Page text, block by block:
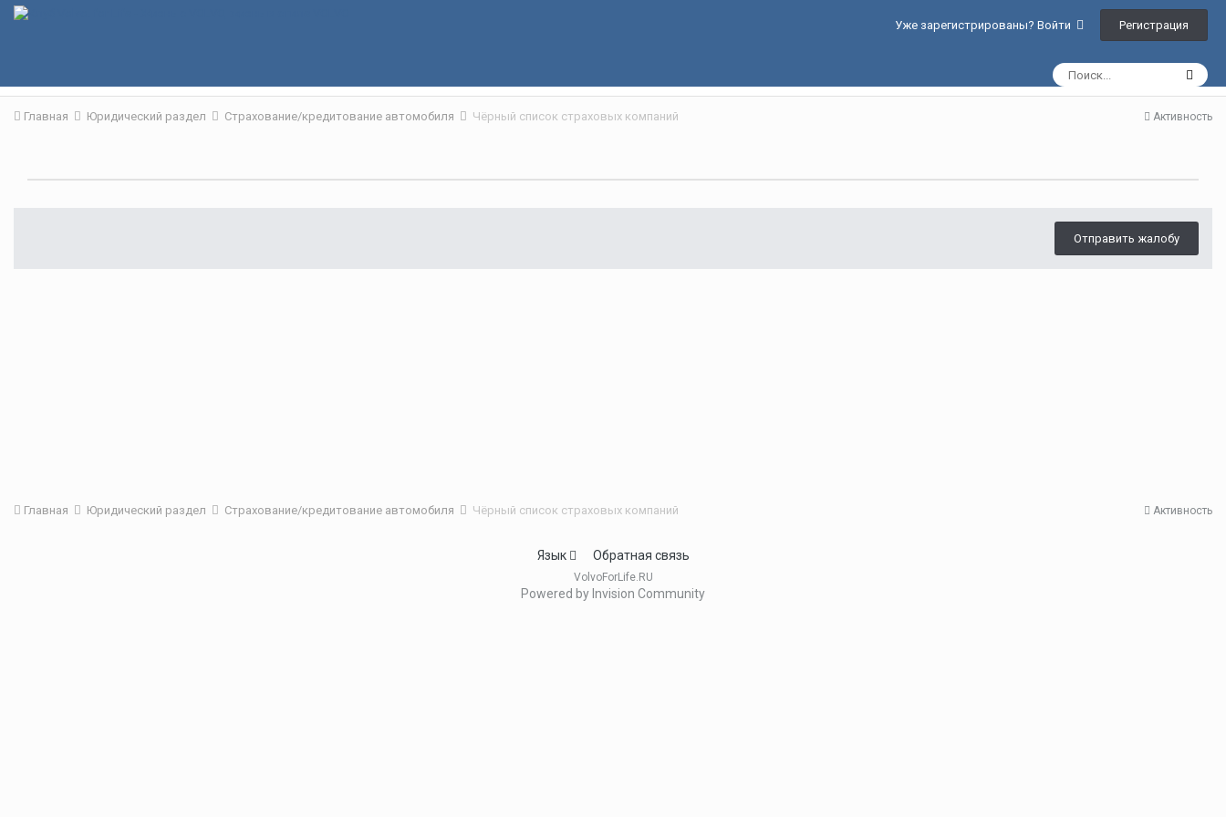
Уже зарегистрированы? Войти Регистрация
Активность
Главная Юридический раздел Страхование/кредитование автомобиля Чёрный список страховых компаний
Отправить жалобу
Активность
Главная Юридический раздел Страхование/кредитование автомобиля Чёрный список страховых компаний
Язык Обратная связь
VolvoForLife.RU
Powered by Invision Community